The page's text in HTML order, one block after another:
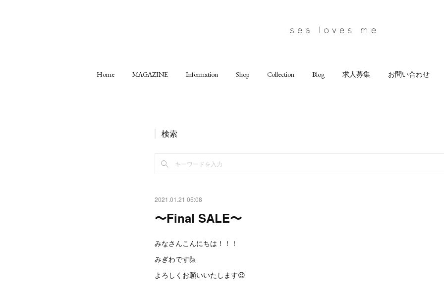
Home MAGAZINE Information Shop Collection Blog 求人募集 お問い合わせ
検索
2021.01.21 05:08
〜Final SALE〜
みなさんこんにちは！！！
みぎわです🙋
よろしくお願いいたします😉